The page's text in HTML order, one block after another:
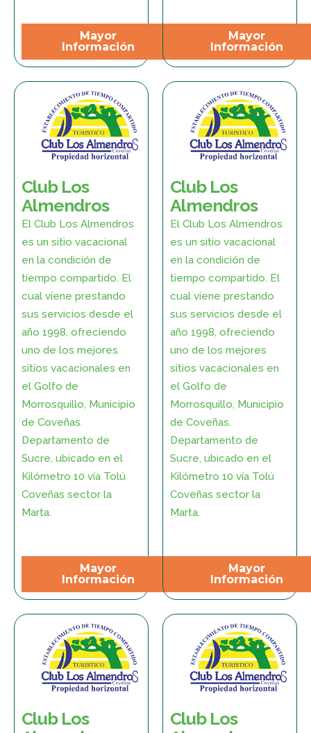
Mayor
Información
Mayor
Información
Club Los
Almendros
El Club Los Almendros
es un sitio vacacional
en la condición de
tiempo compartido. El
cual viene prestando
sus servicios desde el
año 1998, ofreciendo
uno de los mejores
sitios vacacionales en
el Golfo de
Morrosquillo, Municipio
de Coveñas.
Departamento de
Sucre, ubicado en el
Kilómetro 10 vía Tolú
Coveñas sector la
Marta.
Mayor
Información
Club Los
Almendros
El Club Los Almendros
es un sitio vacacional
en la condición de
tiempo compartido. El
cual viene prestando
sus servicios desde el
año 1998, ofreciendo
uno de los mejores
sitios vacacionales en
el Golfo de
Morrosquillo, Municipio
de Coveñas.
Departamento de
Sucre, ubicado en el
Kilómetro 10 vía Tolú
Coveñas sector la
Marta.
Mayor
Información
Club Los
Club Los